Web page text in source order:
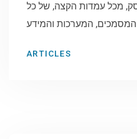
מכל עמדות הקצה, של כל
ARTICLES